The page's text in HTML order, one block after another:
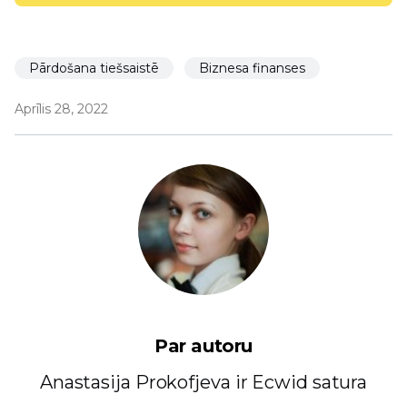
Pārdošana tiešsaistē Biznesa finanses
Aprīlis 28, 2022
Par autoru
Anastasija Prokofjeva ir Ecwid satura